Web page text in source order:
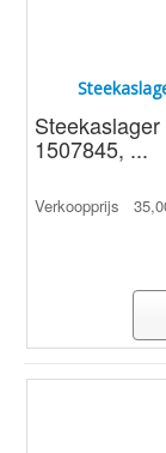
1507845, ...
Verkoopprijs